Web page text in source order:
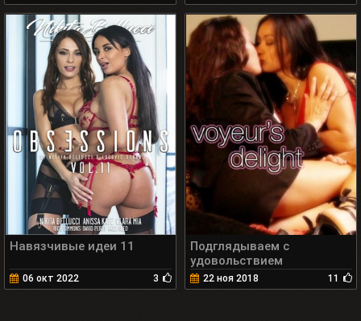
Навязчивые идеи 11
06 окт 2022 3
Подглядываем с
удовольствием
22 ноя 2018 11